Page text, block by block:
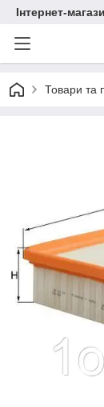
Інтернет-
Товари та